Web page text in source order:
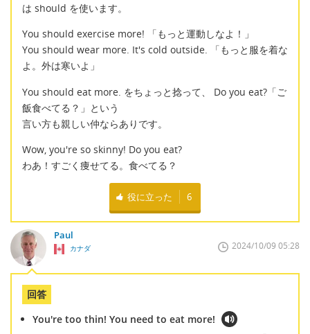
は should を使います。
You should exercise more! 「もっと運動しなよ！」
You should wear more. It's cold outside. 「もっと服を着な
よ。外は寒いよ」
You should eat more. をちょっと捻って、 Do you eat?「ご
飯食べてる？」という
言い方も親しい仲ならありです。
Wow, you're so skinny! Do you eat?
わあ！すごく痩せてる。食べてる？
役に立った 6
Paul
カナダ 2024/10/09 05:28
回答
You're too thin! You need to eat more!